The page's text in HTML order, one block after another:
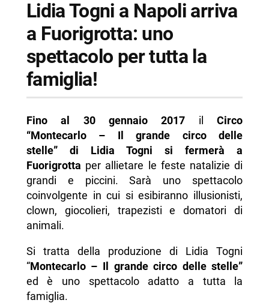
Lidia Togni a Napoli arriva
a Fuorigrotta: uno
spettacolo per tutta la
famiglia!
Fino al 30 gennaio 2017 ilCirco
“Montecarlo – Il grande circo delle
stelle” di Lidia Togni si fermerà a
Fuorigrotta per allietare le feste natalizie di
grandi e piccini. Sarà uno spettacolo
coinvolgente in cui si esibiranno illusionisti,
clown, giocolieri, trapezisti e domatori di
animali.
Si tratta della produzione di Lidia Togni
“Montecarlo – Il grande circo delle stelle”
ed è uno spettacolo adatto a tutta la
famiglia.